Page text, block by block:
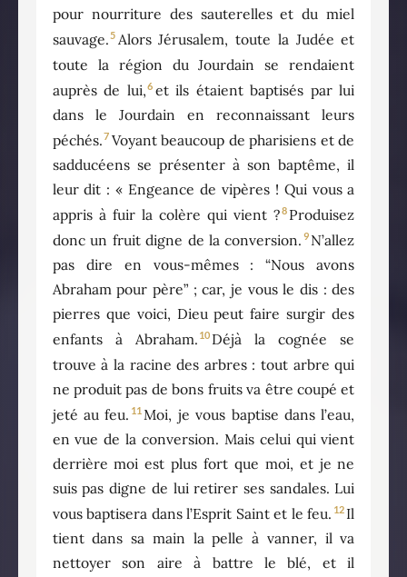
pour nourriture des sauterelles et du miel
sauvage.5 Alors Jérusalem, toute la Judée et
toute la région du Jourdain se rendaient
auprès de lui,6 et ils étaient baptisés par lui
dans le Jourdain en reconnaissant leurs
péchés.7 Voyant beaucoup de pharisiens et de
sadducéens se présenter à son baptême, il
leur dit : « Engeance de vipères ! Qui vous a
appris à fuir la colère qui vient ?8 Produisez
donc un fruit digne de la conversion. 9 N’allez
pas dire en vous-mêmes : “Nous avons
Abraham pour père” ; car, je vous le dis : des
pierres que voici, Dieu peut faire surgir des
enfants à Abraham. 10 Déjà la cognée se
trouve à la racine des arbres : tout arbre qui
ne produit pas de bons fruits va être coupé et
jeté au feu. 11 Moi, je vous baptise dans l’eau,
en vue de la conversion. Mais celui qui vient
derrière moi est plus fort que moi, et je ne
suis pas digne de lui retirer ses sandales. Lui
vous baptisera dans l’Esprit Saint et le feu. 12 Il
tient dans sa main la pelle à vanner, il va
nettoyer son aire à battre le blé, et il